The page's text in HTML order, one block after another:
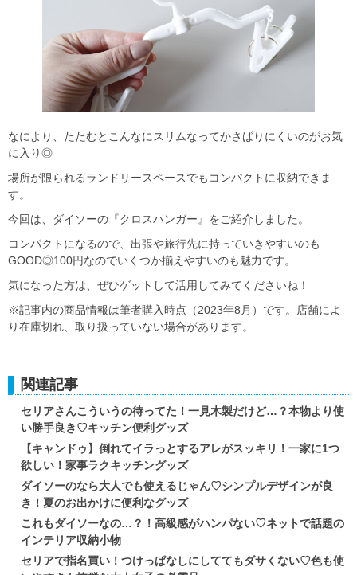
なにより、たたむとこんなにスリムなってかさばりにくいのがお気
に入り◎
場所が限られるランドリースペースでもコンパクトに収納できま
す。
今回は、ダイソーの『クロスハンガー』をご紹介しました。
コンパクトになるので、出張や旅行先に持っていきやすいのも
GOOD◎100円なのでいくつか揃えやすいのも魅力です。
気になった方は、ぜひゲットして活用してみてくださいね！
※記事内の商品情報は筆者購入時点（2023年8月）です。店舗によ
り在庫切れ、取り扱っていない場合があります。
関連記事
セリアさんこういうの待ってた！一見木製だけど…？本物より使
い勝手良き♡キッチン便利グッズ
【キャンドゥ】倒れてイラっとするアレがスッキリ！一家に1つ
欲しい！家事ラクキッチングッズ
ダイソーのなら大人でも使えるじゃん♡シンプルデザインが良
き！夏のお出かけに便利なグッズ
これもダイソーなの…？！高級感がハンパない♡ネットで話題の
インテリア収納小物
セリアで指名買い！つけっぱなしにしててもダサくない♡色も使